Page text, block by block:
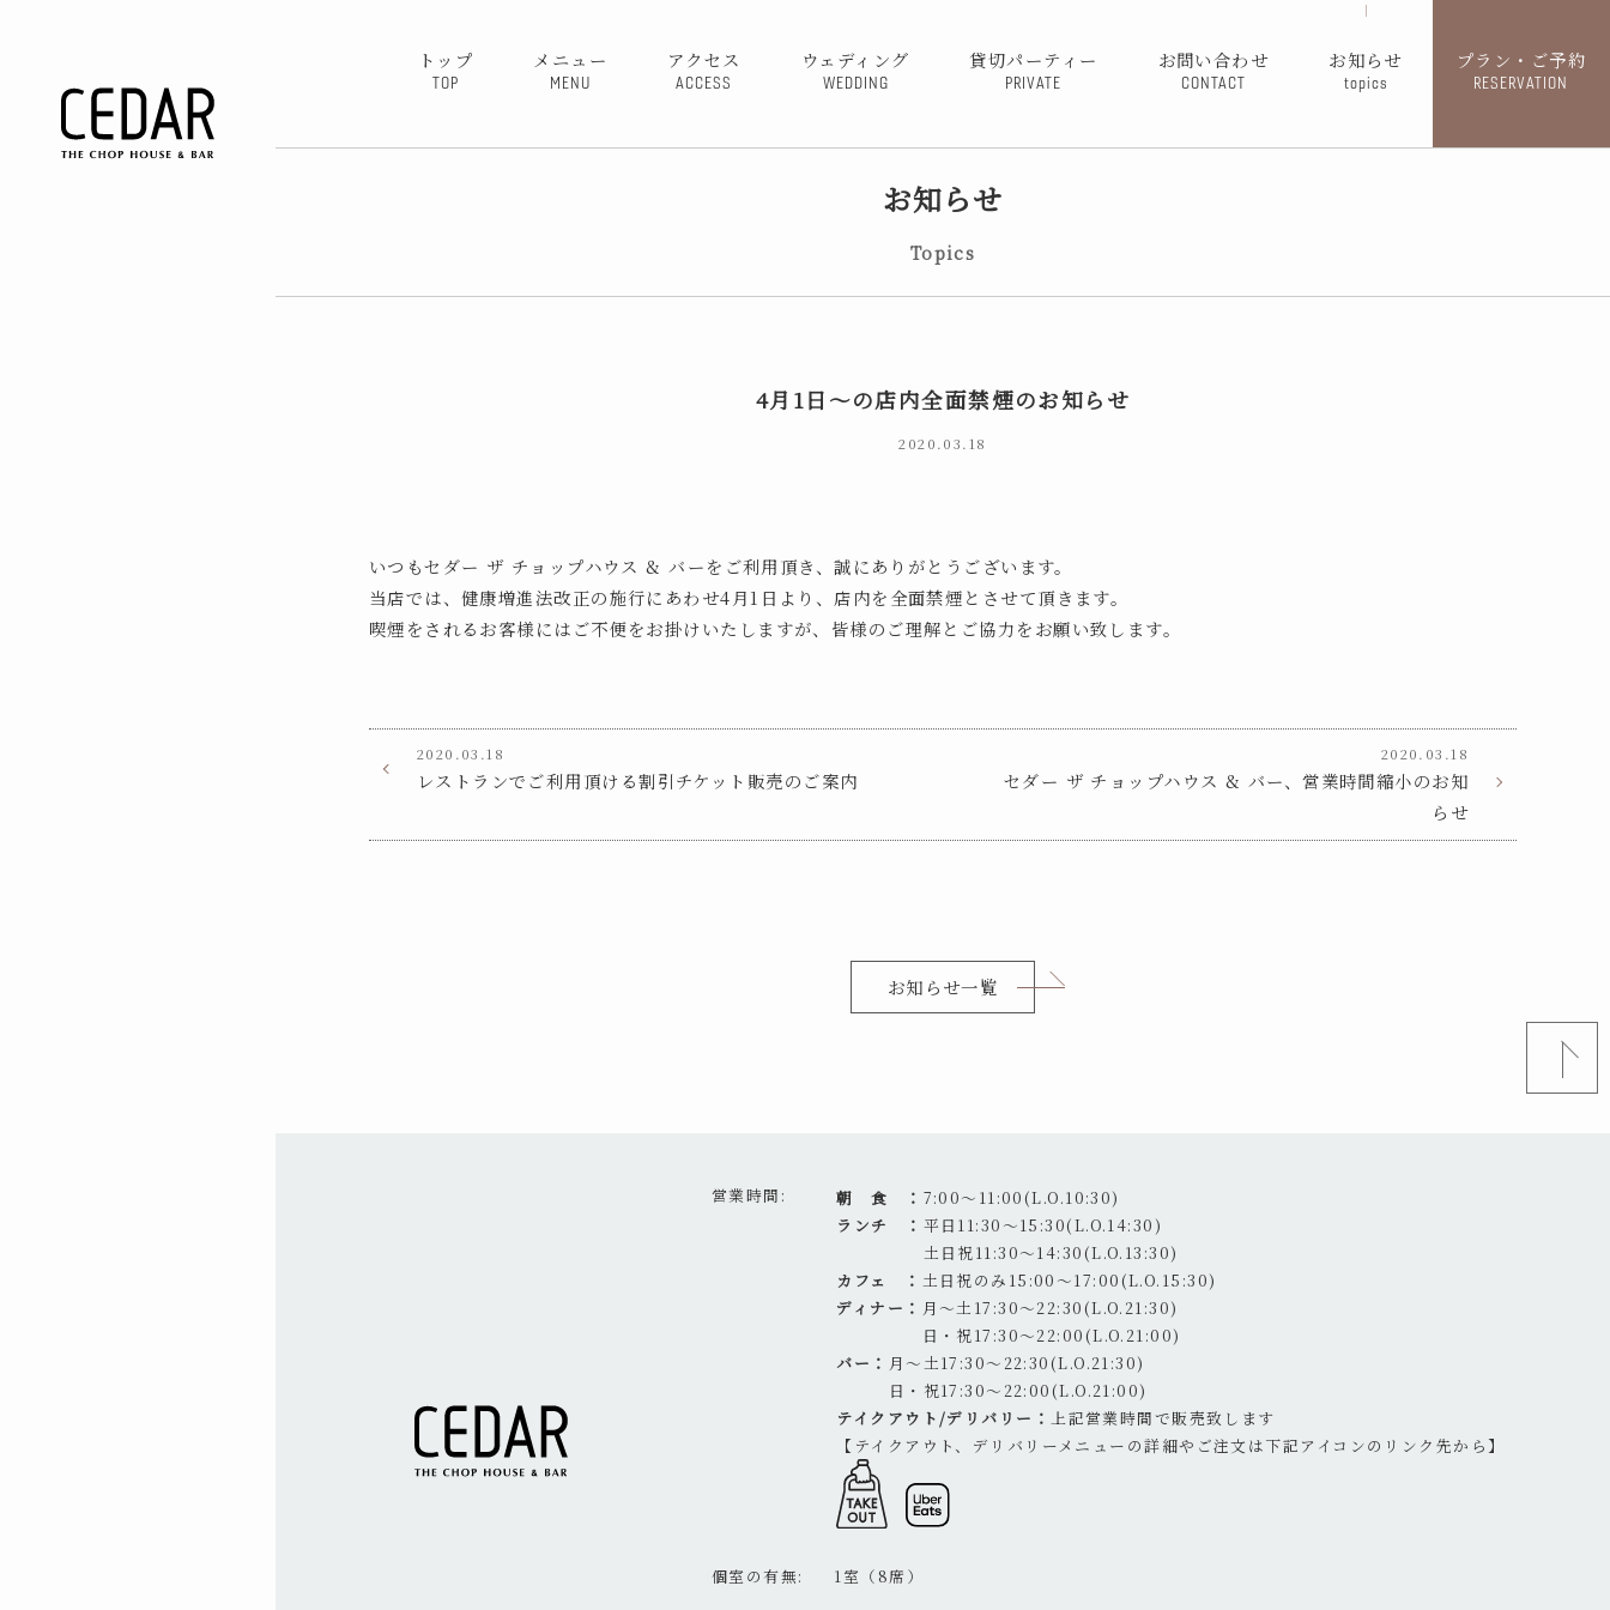
トップ
TOP
メニュー
MENU
アクセス
ACCESS
ウェディング
WEDDING
貸切パーティー
PRIVATE
お問い合わせ
CONTACT
お知らせ
topics
プラン・ご予約
RESERVATION
お知らせ
Topics
4月1日～の店内全面禁煙のお知らせ
2020.03.18
いつもセダー ザ チョップハウス & バーをご利用頂き、誠にありがとうございます。
当店では、健康増進法改正の施行にあわせ4月1日より、店内を全面禁煙とさせて頂きます。
喫煙をされるお客様にはご不便をお掛けいたしますが、皆様のご理解とご協力をお願い致します。
2020.03.18
レストランでご利用頂ける割引チケット販売のご案内
2020.03.18
セダー ザ チョップハウス & バー、営業時間縮小のお知
らせ
お知らせ一覧
営業時間 朝 食 ： 7:00～11:00(L.O.10:30)
ランチ ： 平日11:30～15:30(L.O.14:30)
土日祝11:30～14:30(L.O.13:30)
カフェ ： 土日祝のみ15:00～17:00(L.O.15:30)
ディナー： 月～土17:30～22:30(L.O.21:30)
日・祝17:30～22:00(L.O.21:00)
バー： 月～土17:30～22:30(L.O.21:30)
日・祝17:30～22:00(L.O.21:00)
テイクアウト/デリバリー：上記営業時間で販売致します
【テイクアウト、デリバリーメニューの詳細やご注文は下記アイコンのリンク先から】
個室の有無 1室（8席）